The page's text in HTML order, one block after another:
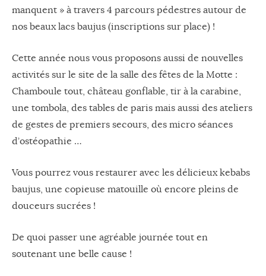
manquent » à travers 4 parcours pédestres autour de
nos beaux lacs baujus (inscriptions sur place) !
Cette année nous vous proposons aussi de nouvelles
activités sur le site de la salle des fêtes de la Motte :
Chamboule tout, château gonflable, tir à la carabine,
une tombola, des tables de paris mais aussi des ateliers
de gestes de premiers secours, des micro séances
d’ostéopathie …
Vous pourrez vous restaurer avec les délicieux kebabs
baujus, une copieuse matouille où encore pleins de
douceurs sucrées !
De quoi passer une agréable journée tout en
soutenant une belle cause !